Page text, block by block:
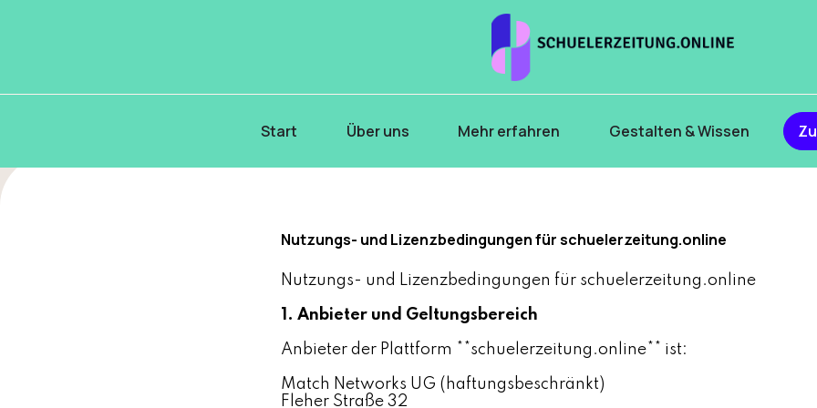
Start Über uns Mehr erfahren Gestalten & Wissen
Nutzungs- und Lizenzbedingungen für schuelerzeitung.online
Nutzungs- und Lizenzbedingungen für schuelerzeitung.online
1. Anbieter und Geltungsbereich
Anbieter der Plattform **schuelerzeitung.online** ist:
Match Networks UG (haftungsbeschränkt)
Fleher Straße 32